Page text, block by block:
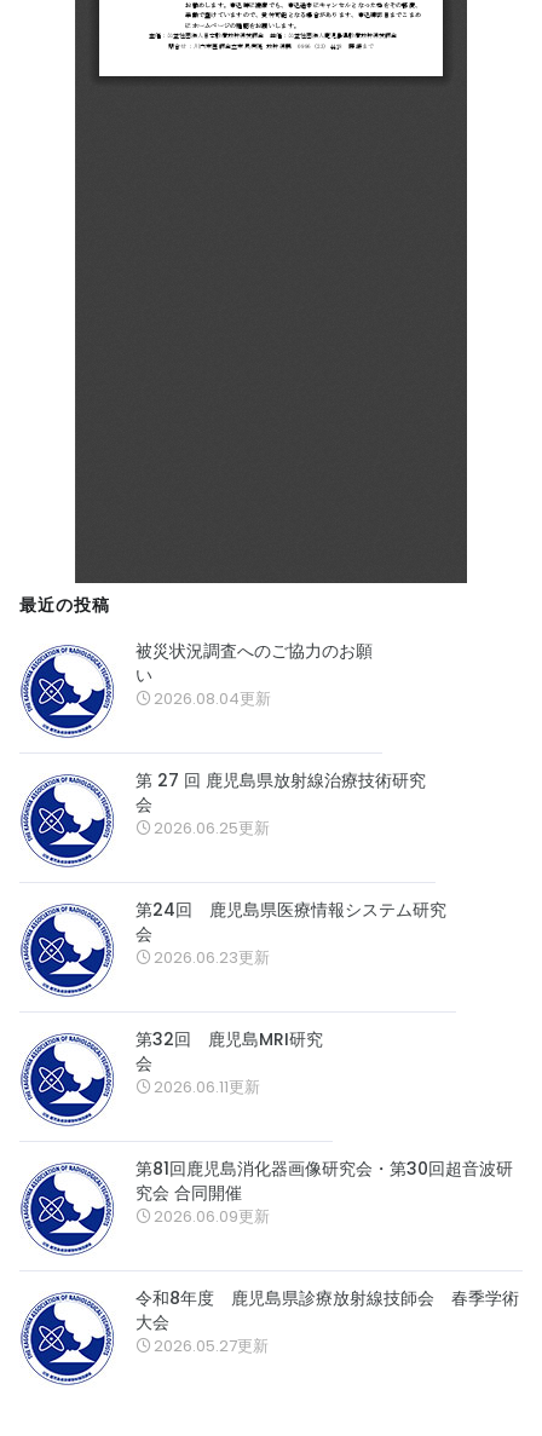
最近の投稿
被災状況調査へのご協力のお願
い
2026.08.04更新
第 27 回 鹿児島県放射線治療技術研究
会
2026.06.25更新
第24回 鹿児島県医療情報システム研究
会
2026.06.23更新
第32回 鹿児島MRI研究
会
2026.06.11更新
第81回鹿児島消化器画像研究会・第30回超音波研
究会 合同開催
2026.06.09更新
令和8年度 鹿児島県診療放射線技師会 春季学術
大会
2026.05.27更新